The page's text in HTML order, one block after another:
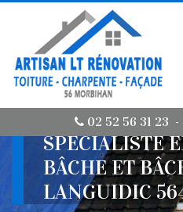
02 52 56 31 23 -
SPÉCIALISTE
BÂCHE ET
LANGUIDIC